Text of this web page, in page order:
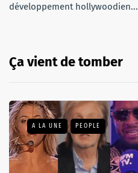
développement hollywoodien...
Ça vient de tomber
A LA UNE PEOPLE